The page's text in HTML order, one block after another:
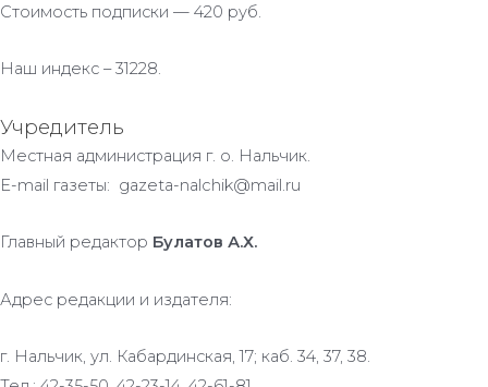
Стоимость подписки — 420 руб.
Наш индекс – 31228.
Учредитель
Местная администрация г. о. Нальчик.
E-mail газеты: gazeta-nalchik@mail.ru
Главный редактор Булатов А.Х.
Адрес редакции и издателя:
г. Нальчик, ул. Кабардинская, 17; каб. 34, 37, 38.